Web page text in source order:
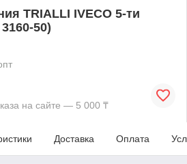
TRIALLI IVECO 5-ти
50)
на сайте — 5 000 ₸
Доставка Оплата